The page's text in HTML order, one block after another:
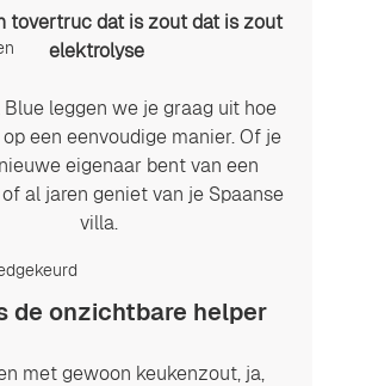
tovertruc dat is zout dat is zout
elektrolyse
leggen we je graag uit hoe
een eenvoudige manier. Of je
eigenaar bent van een
al jaren geniet van je Spaanse
villa.
de onzichtbare helper
met gewoon keukenzout, ja,